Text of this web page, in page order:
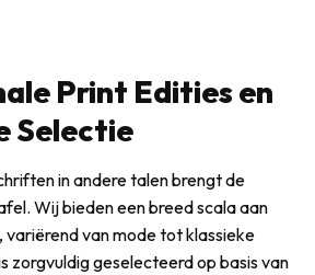
Print Edities en
Selectie
in andere talen brengt de
Wij bieden een breed scala aan
variërend van mode tot klassieke
zorgvuldig geselecteerd op basis van